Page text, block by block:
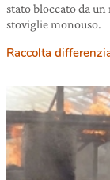
stato bloccato da
stoviglie monouso.
Raccolta